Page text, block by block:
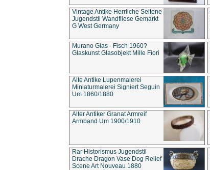
Vintage Antike Herrliche Seltene
Jugendstil Wandfliese Gemarkt
G West Germany
Murano Glas - Fisch 1960?
Glaskunst Glasobjekt Mille Fiori
Alte Antike Lupenmalerei
Miniaturmalerei Signiert Seguin
Um 1860/1880
Alter Antiker Granat Armreif
Armband Um 1900/1910
Rar Historismus Jugendstil
Drache Dragon Vase Dog Relief
Scene Art Nouveau 1880